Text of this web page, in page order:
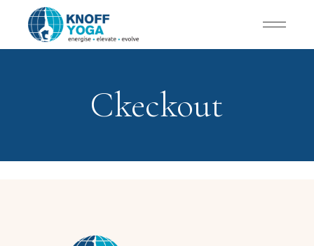
Ckeckout